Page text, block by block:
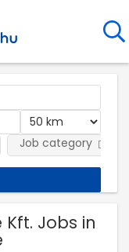
Job category
Jobs in